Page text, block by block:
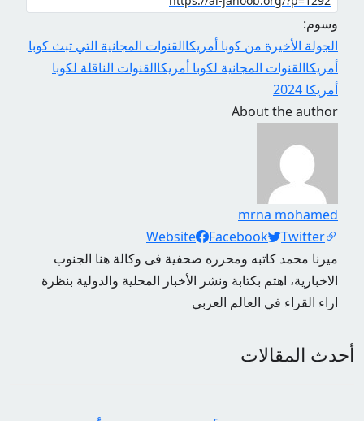
وسوم:
الجولة الأخيرة من كوبا أمريكاالقنوات المجانية التي تبث كوبا
أمريكاالقنوات المجانية لكوبا أمريكاالقنوات الناقلة لكوبا
أمريكا 2024
About the author
mrna mohamed
Social Links
Website Facebook
Twitter
ميرنا محمد كاتبه ومحرره صحفية فى وكالة هنا الجنوب
الاخبارية، اهتم بكتابة ونشر الأخبار المحلية والدولية بنظرة
اراء القراء في العالم العربي
أحدث المقالات